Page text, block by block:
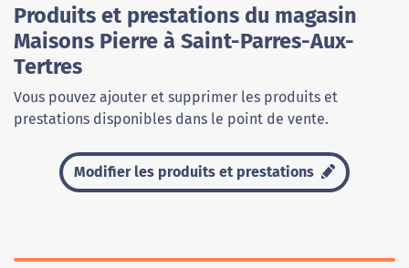
Produits et prestations du magasin
Maisons Pierre à Saint-Parres-Aux-
Tertres
Vous pouvez ajouter et supprimer les produits et
prestations disponibles dans le point de vente.
Modifier les produits et prestations